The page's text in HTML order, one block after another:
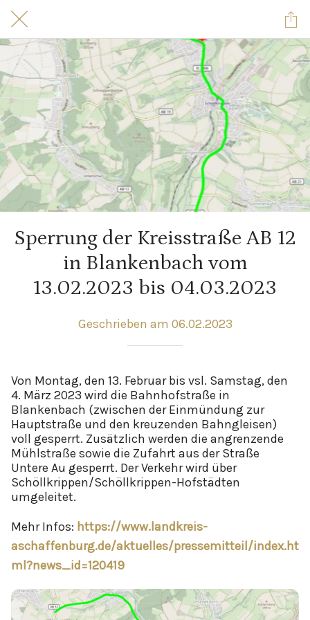
Sperrung der Kreisstraße AB 12
in Blankenbach vom
13.02.2023 bis 04.03.2023
Geschrieben am 06.02.2023
Von Montag, den 13. Februar bis vsl. Samstag, den
4. März 2023 wird die Bahnhofstraße in
Blankenbach (zwischen der Einmündung zur
Hauptstraße und den kreuzenden Bahngleisen)
voll gesperrt. Zusätzlich werden die angrenzende
Mühlstraße sowie die Zufahrt aus der Straße
Untere Au gesperrt. Der Verkehr wird über
Schöllkrippen/Schöllkrippen-Hofstädten
umgeleitet.
Mehr Infos: https://www.landkreis-
aschaffenburg.de/aktuelles/pressemitteil/index.ht
ml?news_id=120419